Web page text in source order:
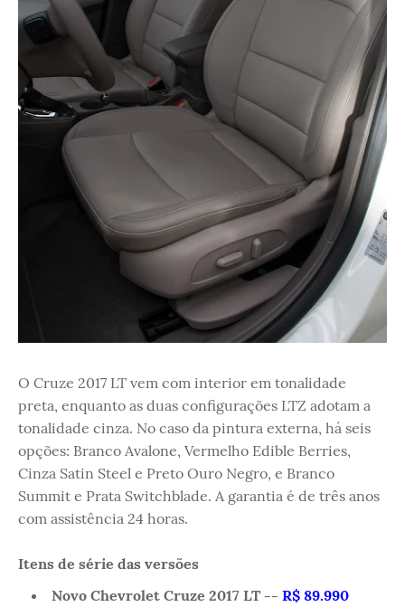
O Cruze 2017 LT vem com interior em tonalidade
preta, enquanto as duas configurações LTZ adotam a
tonalidade cinza. No caso da pintura externa, há seis
opções: Branco Avalone, Vermelho Edible Berries,
Cinza Satin Steel e Preto Ouro Negro, e Branco
Summit e Prata Switchblade. A garantia é de três anos
com assistência 24 horas.
Itens de série das versões
Novo Chevrolet Cruze 2017 LT -- R$ 89.990